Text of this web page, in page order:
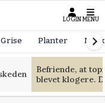
LOGIN MENU
Grise Planter
Befriende, at
blevet klogere.